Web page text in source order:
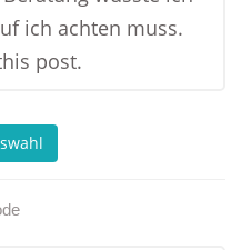
ich achten muss.
post.